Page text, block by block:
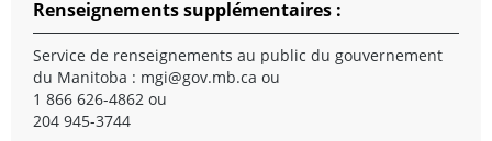
Renseignements supplémentaires :
Service de renseignements au public du gouvernement
du Manitoba : mgi@gov.mb.ca ou
1 866 626-4862 ou
204 945-3744